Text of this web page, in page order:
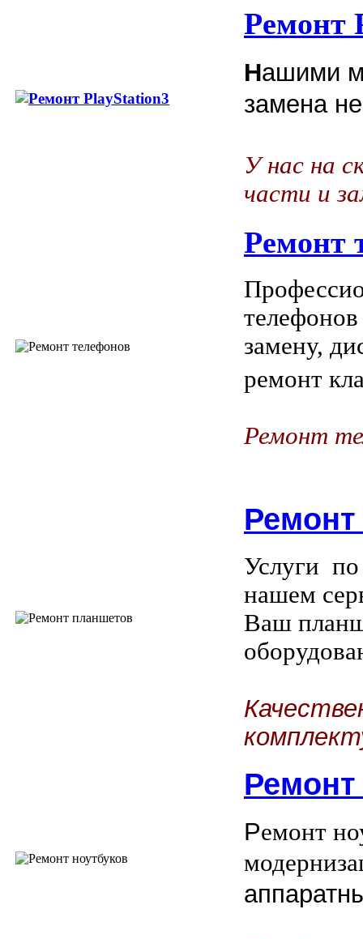
Ремонт
Нашими
замена
У нас на
части и
Ремонт
замену,
ремонт
Ремонт
Услуги
нашем
Ваш
Ремонт
Ремонт